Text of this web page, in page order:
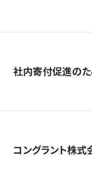
社内寄付促進のた
コングラント株